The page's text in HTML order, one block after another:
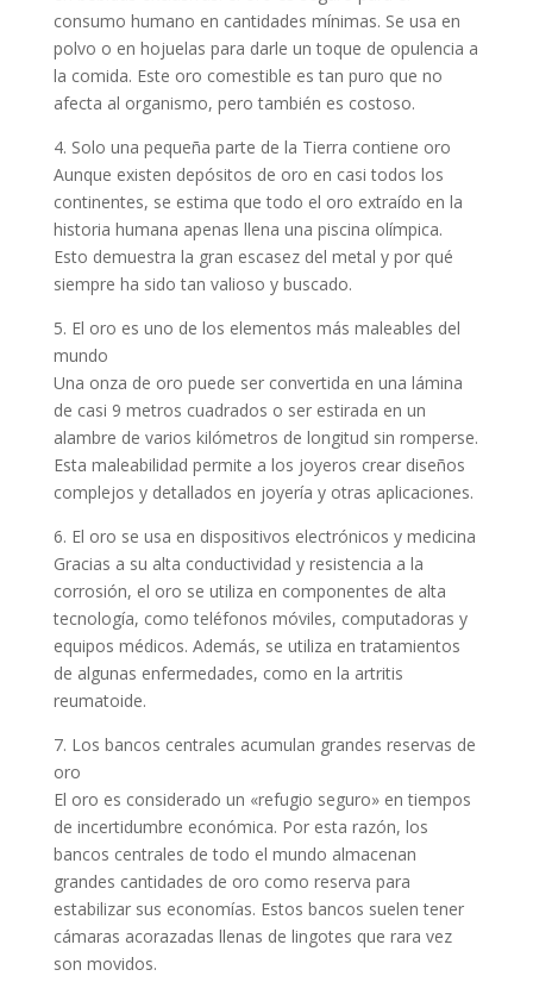
consumo humano en cantidades mínimas. Se usa en
polvo o en hojuelas para darle un toque de opulencia a
la comida. Este oro comestible es tan puro que no
afecta al organismo, pero también es costoso.
4. Solo una pequeña parte de la Tierra contiene oro
Aunque existen depósitos de oro en casi todos los
continentes, se estima que todo el oro extraído en la
historia humana apenas llena una piscina olímpica.
Esto demuestra la gran escasez del metal y por qué
siempre ha sido tan valioso y buscado.
5. El oro es uno de los elementos más maleables del
mundo
Una onza de oro puede ser convertida en una lámina
de casi 9 metros cuadrados o ser estirada en un
alambre de varios kilómetros de longitud sin romperse.
Esta maleabilidad permite a los joyeros crear diseños
complejos y detallados en joyería y otras aplicaciones.
6. El oro se usa en dispositivos electrónicos y medicina
Gracias a su alta conductividad y resistencia a la
corrosión, el oro se utiliza en componentes de alta
tecnología, como teléfonos móviles, computadoras y
equipos médicos. Además, se utiliza en tratamientos
de algunas enfermedades, como en la artritis
reumatoide.
7. Los bancos centrales acumulan grandes reservas de
oro
El oro es considerado un «refugio seguro» en tiempos
de incertidumbre económica. Por esta razón, los
bancos centrales de todo el mundo almacenan
grandes cantidades de oro como reserva para
estabilizar sus economías. Estos bancos suelen tener
cámaras acorazadas llenas de lingotes que rara vez
son movidos.